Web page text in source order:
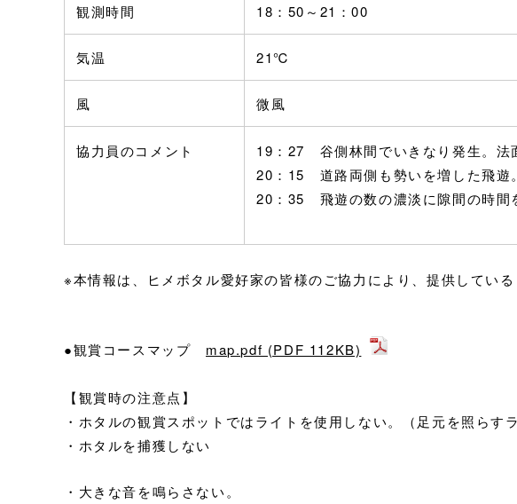
観測時間 18：50～21：00
気温 21℃
風 微風
協力員のコメント
19：27 谷側林間でいきなり発生。法
20：15 道路両側も勢いを増した飛遊。
20：35 飛遊の数の濃淡に隙間の時間
※本情報は、ヒメボタル愛好家の皆様のご協力により、提供している
●観賞コースマップ map.pdf (PDF 112KB)
【観賞時の注意点】
・ホタルの観賞スポットではライトを使用しない。（足元を照らす
・ホタルを捕獲しない
・大きな音を鳴らさない。